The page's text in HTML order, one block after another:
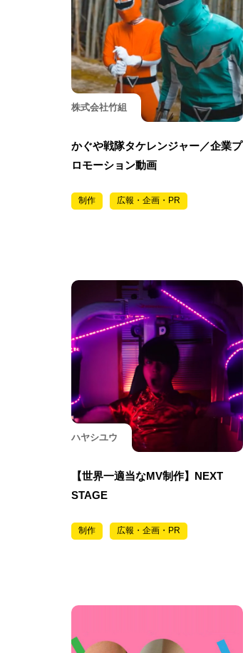
株式会社竹組
かぐや戦隊タケレンジャー／企業プ
ロモーション動画
制作 広報・企画・PR
ハヤシユウ
【世界一適当なMV制作】NEXT
STAGE
制作 広報・企画・PR